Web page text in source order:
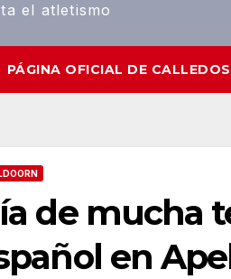
el atletismo
PÁGINA OFICIAL DE
de mucha
en